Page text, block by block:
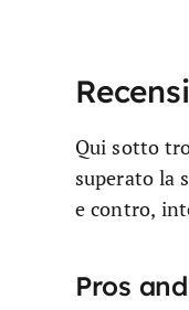
Qui sotto
superato la
e contro,
Pros